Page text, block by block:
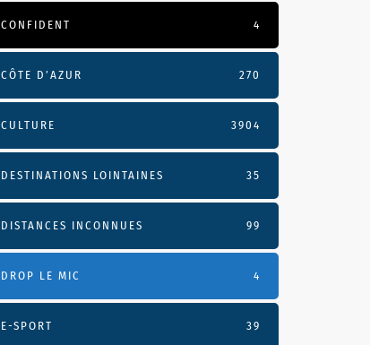
CONFIDENT 4
CÔTE D’AZUR 270
CULTURE 3904
DESTINATIONS LOINTAINES 35
DISTANCES INCONNUES 99
DROP LE MIC 4
E-SPORT 39